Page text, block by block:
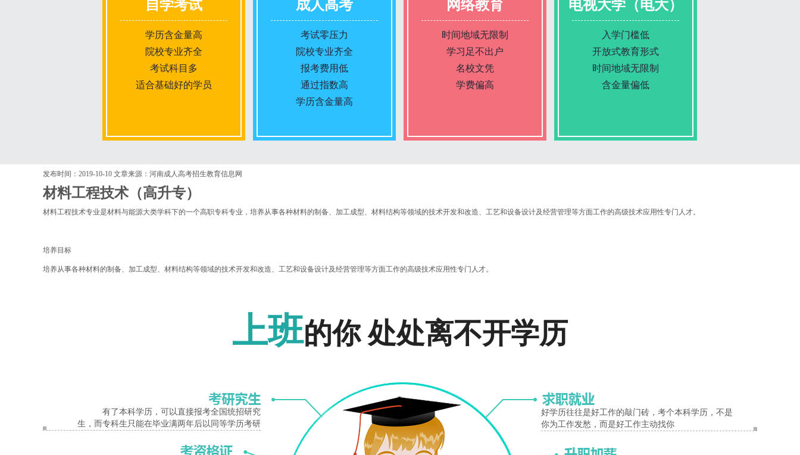
自学考试
学历含金量高
院校专业齐全
考试科目多
适合基础好的学员
报名条件
考试时间
成人高考
考试零压力
院校专业齐全
报考费用低
通过指数高
学历含金量高
考试时间
网络教育
时间地域无限制
学习足不出户
名校文凭
学费偏高
考试时间
电视大学（电大）
入学门槛低
开放式教育形式
时间地域无限制
含金量偏低
发布时间：2019-10-10 文章来源：河南成人高考招生教育信息网
材料工程技术（高升专）
材料工程技术专业是材料与能源大类学科下的一个高职专科专业，培养从事各种材料的制备、加工成型、材料结构等领域的技术开发和改造、工艺和设备设计及经营管理等方面工作的高级技术应用性专门人才。
培养目标
培养从事各种材料的制备、加工成型、材料结构等领域的技术开发和改造、工艺和设备设计及经营管理等方面工作的高级技术应用性专门人才。
材料的制备、加工成型等生产企业从事生产运行、产品质量检测及生产技术管理等工作，涂装工艺的设计与管理。 （该专业信息仅供参看，具体信息请以考试院或学院公布的最新公告为准）
物理化学、量子与统计力学、固体物理、材料学概论、材料科学基础、材料物理、材料化学、材料力学、材料科学研究方法、材料工艺与设备、计算机在材料科学中的应用等
上班的你 处处离不开学历
有了本科学历，可以直接报考全国统招研究
生，而专科生只能在毕业满两年后以同等学历考研
好学历往往是好工作的敲门砖，考个本科学历，不是
你为工作发愁，而是好工作主动找你